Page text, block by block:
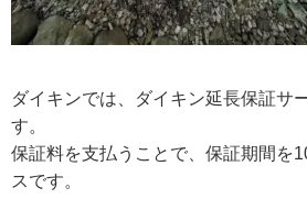
ダイキンでは、ダイキン延長保証サ
す。
保証料を支払うことで、保証期間を
スです。